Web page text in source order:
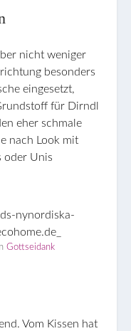
nicht weniger
besonders
eingesetzt,
für Dirndl
eher schmale
nach Look mit
oder Unis
Gottseidank
Vom Kissen hat